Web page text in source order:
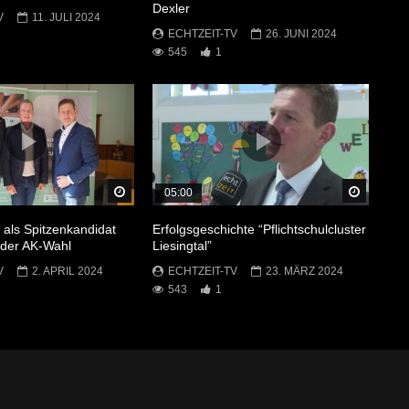
11. JULI 2024
Dexler
ECHTZEIT-TV
26. JUNI 2024
545
1
Später Ansehen
Spitzenkandidat
AK-Wahl
2. APRIL 2024
Später
05:00
Erfolgsgeschichte “Pflichtschulcluster
Liesingtal”
ECHTZEIT-TV
23. MÄRZ 2024
543
1